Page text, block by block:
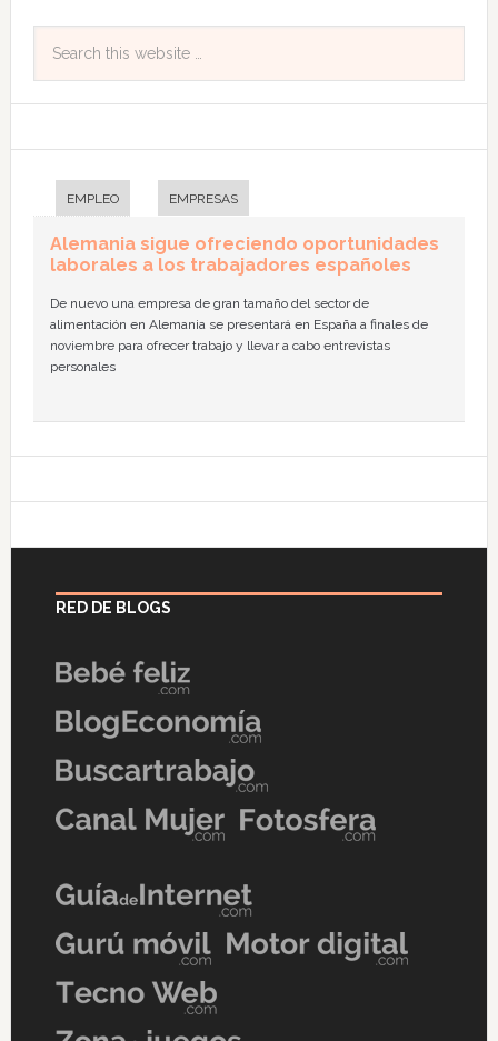
EMPLEO EMPRESAS
Alemania sigue ofreciendo oportunidades
laborales a los trabajadores españoles
De nuevo una empresa de gran tamaño del sector de
alimentación en Alemania se presentará en España a finales de
noviembre para ofrecer trabajo y llevar a cabo entrevistas
personales
RED DE BLOGS